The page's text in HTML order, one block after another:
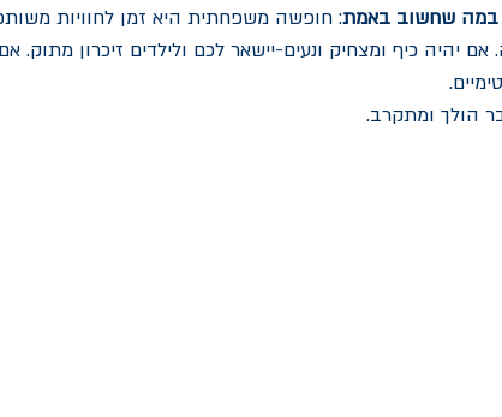
במה שחשוב באמת: חופשה משפחתית היא זמן לחוויות
יהיה כיף ומצחיק ונעים-יישאר לכם ולילדים זיכרון מתוק.